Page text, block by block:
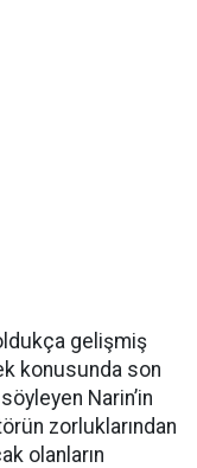
gelişmiş
konusunda son
Narin’in
zorluklarından
olanların